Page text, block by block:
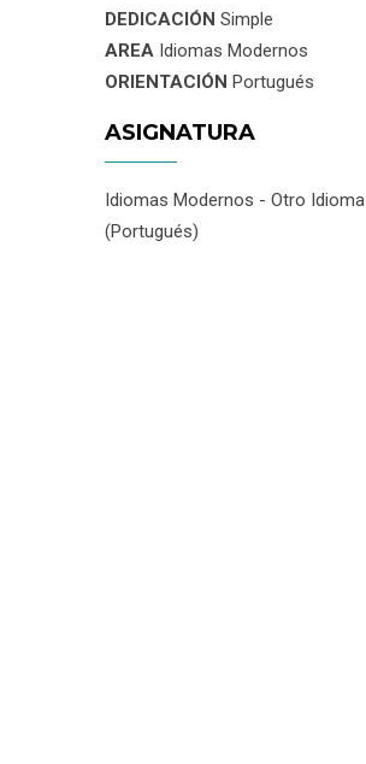
DEDICACIÓN Simple
AREA Idiomas Modernos
ORIENTACIÓN Portugués
ASIGNATURA
Idiomas Modernos - Otro Idioma
(Portugués)